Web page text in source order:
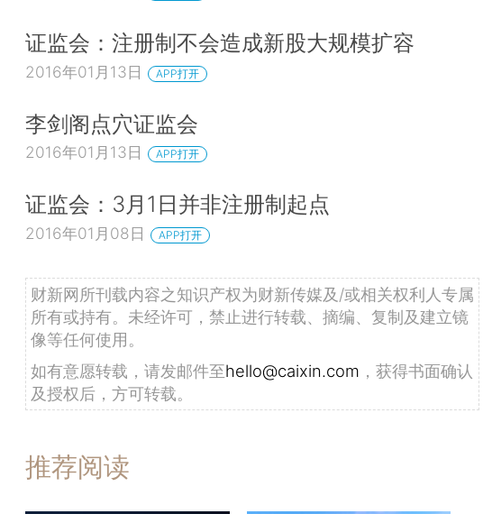
证监会：注册制不会造成新股大规模扩容
2016年01月13日 APP打开
李剑阁点穴证监会
2016年01月13日 APP打开
证监会：3月1日并非注册制起点
2016年01月08日 APP打开
财新网所刊载内容之知识产权为财新传媒及/或相关权利人专属
所有或持有。未经许可，禁止进行转载、摘编、复制及建立镜
像等任何使用。
如有意愿转载，请发邮件至hello@caixin.com ，获得书面确认
及授权后，方可转载。
推荐阅读